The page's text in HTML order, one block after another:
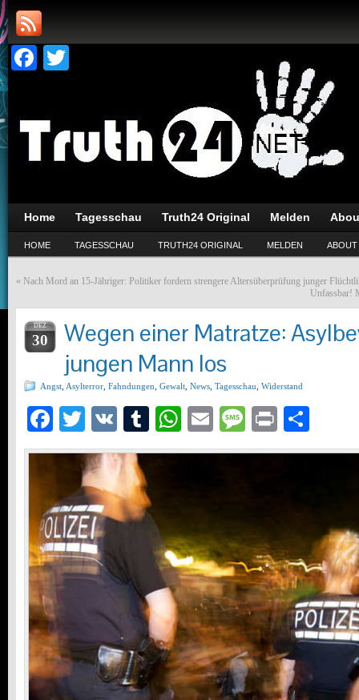
Facebook
Home Tagesschau Truth24 Original Melden
HOME TAGESSCHAU TRUTH24 ORIGINAL MELDEN ABOUT
« Nach Mord an 15-Jähriger: Politiker fordern strengere Altersüberprüfung junger
Unfassbar!
DEZ
30
Wegen einer Matratze:
jungen Mann los
Angst Asylterror Fahndungen Gewalt News Tagesschau Widerstand
Facebook
Twitter
VK Tumblr
WhatsApp
EmailMessage
Print